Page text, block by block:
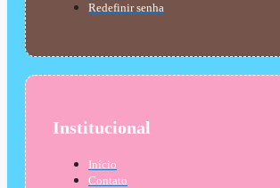
Redefinir senha
Institucional
Início
Contato